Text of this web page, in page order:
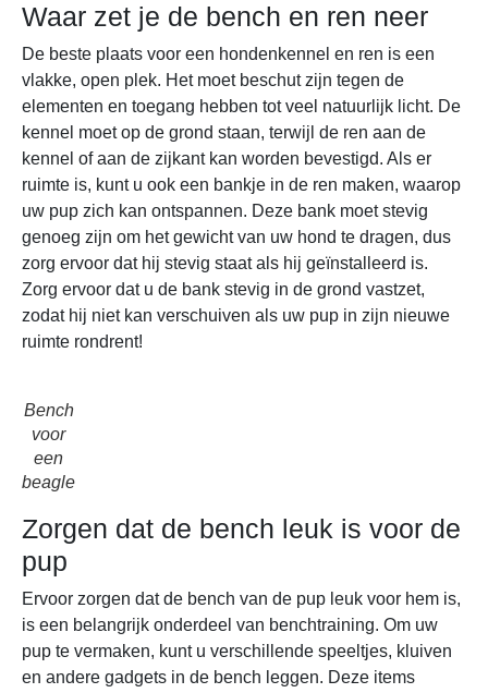
Waar zet je de bench en ren neer
De beste plaats voor een hondenkennel en ren is een
vlakke, open plek. Het moet beschut zijn tegen de
elementen en toegang hebben tot veel natuurlijk licht. De
kennel moet op de grond staan, terwijl de ren aan de
kennel of aan de zijkant kan worden bevestigd. Als er
ruimte is, kunt u ook een bankje in de ren maken, waarop
uw pup zich kan ontspannen. Deze bank moet stevig
genoeg zijn om het gewicht van uw hond te dragen, dus
zorg ervoor dat hij stevig staat als hij geïnstalleerd is.
Zorg ervoor dat u de bank stevig in de grond vastzet,
zodat hij niet kan verschuiven als uw pup in zijn nieuwe
ruimte rondrent!
Bench
voor
een
beagle
Zorgen dat de bench leuk is voor de
pup
Ervoor zorgen dat de bench van de pup leuk voor hem is,
is een belangrijk onderdeel van benchtraining. Om uw
pup te vermaken, kunt u verschillende speeltjes, kluiven
en andere gadgets in de bench leggen. Deze items